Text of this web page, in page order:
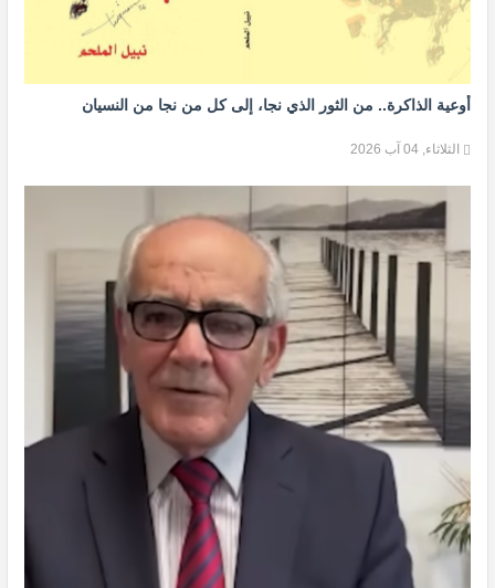
أوعية الذاكرة.. من الثور الذي نجا، إلى كل من نجا من النسيان
الثلاثاء, 04 آب 2026